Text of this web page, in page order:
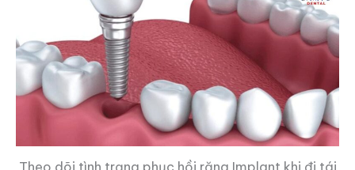
Theo dõi tình trạng phục hồi răng Implant khi đi tái